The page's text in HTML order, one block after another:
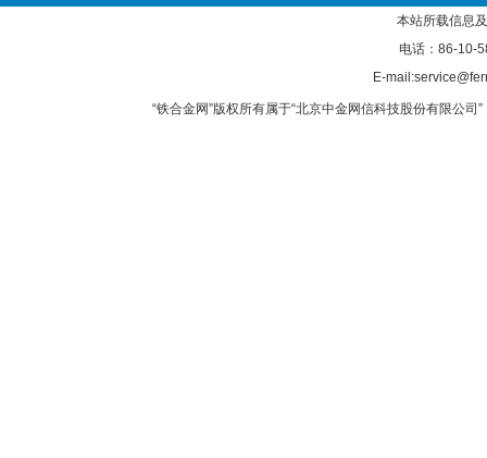
本站所载信息
电话：86-10-
E-
“铁合金网”版权所有属于“北京中金网信科技股份有限公司